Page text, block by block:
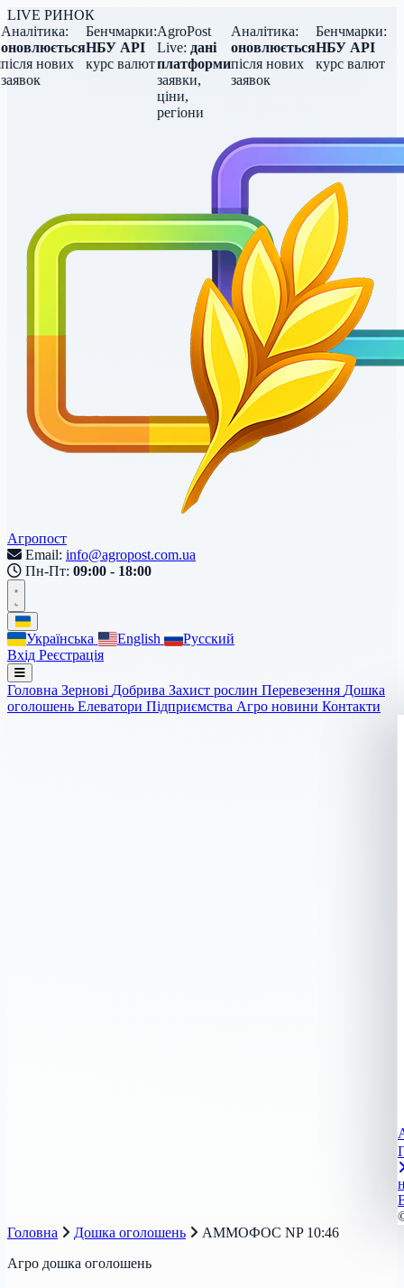
LIVE РИНОК
нових
Бенчмарки:
НБУ API
курс валют
AgroPost
Live: дані
платформи
заявки,
ціни,
регіони
Аналітика:
оновлюється
після нових
заявок
Бенчмарки:
НБУ API
курс валют
Агропост
Email: info@agropost.com.ua
Пн-Пт: 09:00 - 18:00
Українська English
Русский
Вхід Реєстрація
Головна Зернові Добрива Захист рослин Перевезення Дошка
оголошень Елеватори Підприємства Агро новини Контакти
Головна
Дошка оголошень
АММОФОС NP 10:46
Агро дошка оголошень